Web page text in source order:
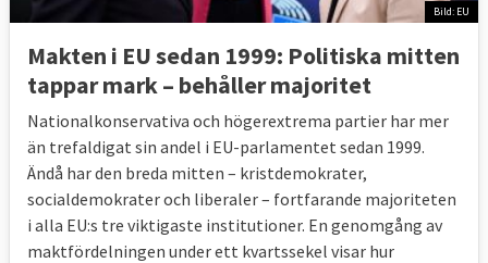
Bild: EU
Makten i EU sedan 1999: Politiska mitten
tappar mark – behåller majoritet
Nationalkonservativa och högerextrema partier har mer
än trefaldigat sin andel i EU-parlamentet sedan 1999.
Ändå har den breda mitten – kristdemokrater,
socialdemokrater och liberaler – fortfarande majoriteten
i alla EU:s tre viktigaste institutioner. En genomgång av
maktfördelningen under ett kvartssekel visar hur